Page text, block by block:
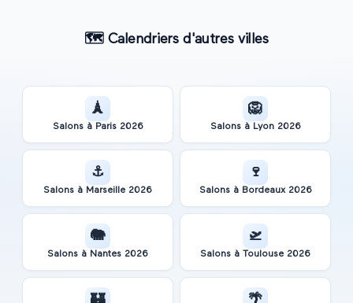
🗺️Calendriers d'autres villes
🗼
Salons à Paris 2026
🦁
Salons à Lyon 2026
⚓
Salons à Marseille 2026
🍷
Salons à Bordeaux 2026
🐘
Salons à Nantes 2026
🛫
Salons à Toulouse 2026
🏰 🌴